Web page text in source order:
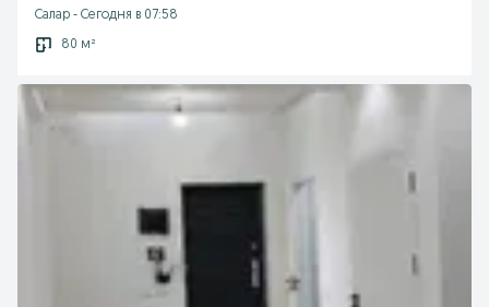
Салар - Сегодня в 07:58
80 м²